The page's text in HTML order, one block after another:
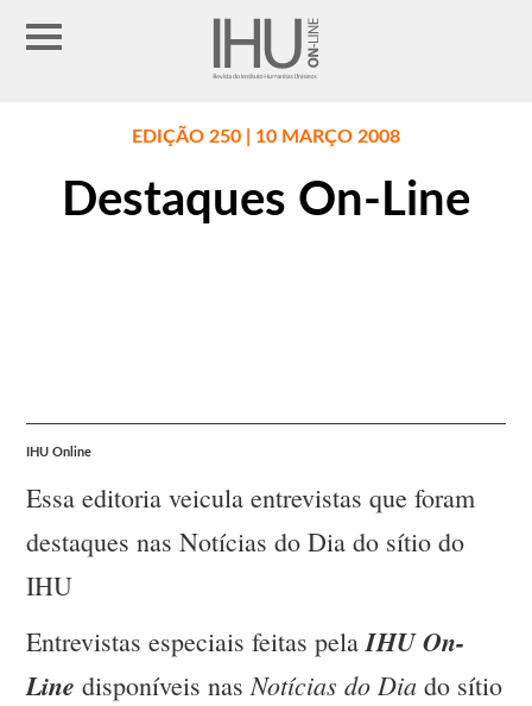
EDIÇÃO 250 | 10 MARÇO 2008
Destaques On-Line
IHU Online
Essa editoria veicula entrevistas que foram
destaques nas Notícias do Dia do sítio do
IHU
Entrevistas especiais feitas pelaIHU On-
Line disponíveis nasNotícias do Diado sítio